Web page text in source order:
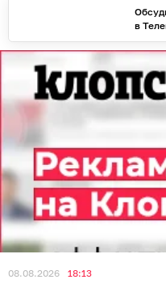
в
08.08.2026 18:13